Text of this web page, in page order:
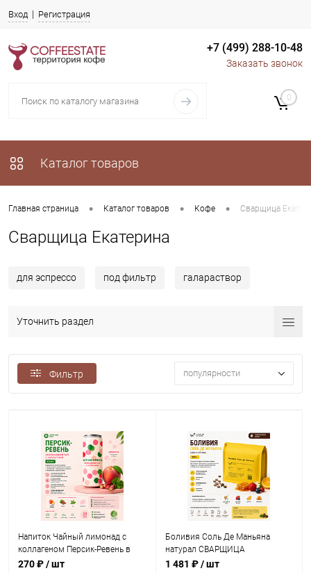
Вход Регистрация
+7 (499) 288-10-48
Заказать звонок
Каталог товаров
0
Главная страница • Каталог товаров • Кофе • Сварщица
Сварщица Екатерина
для эспрессо под фильтр галараствор
Уточнить раздел
Фильтр популярности
Напиток Чайный лимонад с
коллагеном Персик-Ревень в
банке 0,245 мл.
270 ₽/ шт
Боливия Соль Де Маньяна
натурал СВАРЩИЦА
ЕКАТЕРИНА (под фильтр) кофе
1 481 ₽/ шт